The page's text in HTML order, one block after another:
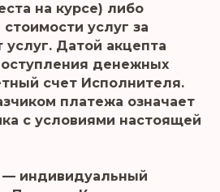
на курсе) либо
услуг за
Датой акцепта
денежных
счет Исполнителя.
платежа означает
с условиями настоящей
— индивидуальный